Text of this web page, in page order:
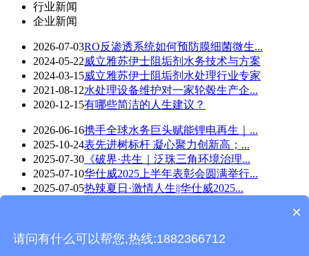
行业新闻
企业新闻
2026-07-03RO反渗透系统如何预防膜细菌微生...
2024-05-22威立雅苏伊士阻垢剂水务技术与方案
2024-03-15威立雅苏伊士阻垢剂水处理行业专家
2021-08-12水处理设备维护对一家轮毂生产企...
2020-12-15有哪些简洁的人生建议？
2026-06-16携手全球水务巨头赋能锂电再生｜...
2025-10-24表先进树标杆 凝心聚力创新高；...
2025-07-30 《破界·共生｜泛珠三角环境治理...
2025-07-10华仕威2025上半年表彰会圆满举行...
2025-07-05热辣夏日·激情人生||华仕威2025...
×
请问有什么可以帮您,热线:1882366712